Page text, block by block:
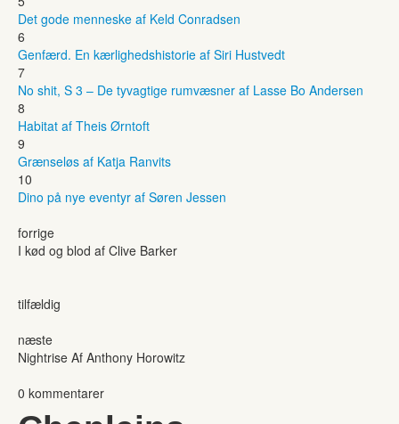
Det gode menneske af Keld Conradsen
6
Genfærd. En kærlighedshistorie af Siri Hustvedt
7
No shit, S 3 – De tyvagtige rumvæsner af Lasse Bo Andersen
8
Habitat af Theis Ørntoft
9
Grænseløs af Katja Ranvits
10
Dino på nye eventyr af Søren Jessen
forrige
I kød og blod af Clive Barker
tilfældig
næste
Nightrise Af Anthony Horowitz
0 kommentarer